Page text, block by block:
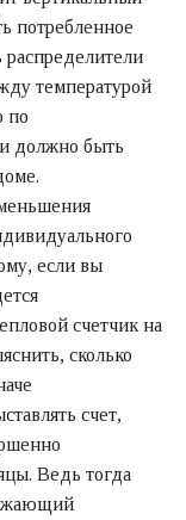
потребленное
распределители
температурой
по
должно быть
если вы
счетчик на
сколько
счет,
Ведь тогда